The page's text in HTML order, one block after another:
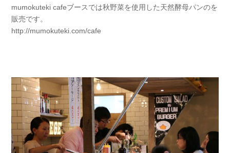
mumokuteki cafeブースでは秋野菜を使用した天然酵母パンのを
販売です。
http://mumokuteki.com/cafe